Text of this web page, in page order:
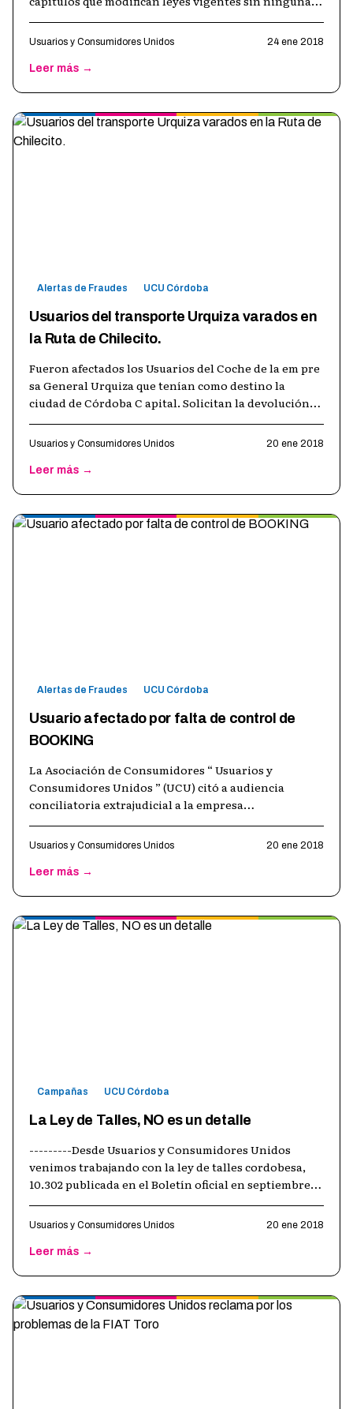
Usuarios y Consumidores Unidos 24 ene 2018
Leer más →
Alertas de Fraudes UCU Córdoba
Usuarios del transporte Urquiza varados en
la Ruta de Chilecito.
Fueron afectados los Usuarios del Coche de la em pre
sa General Urquiza que tenían como destino la
ciudad de Córdoba C apital. Solicitan la devolución
Usuarios y Consumidores Unidos 20 ene 2018
Leer más →
Alertas de Fraudes UCU Córdoba
Usuario afectado por falta de control de
BOOKING
La Asociación de Consumidores “ Usuarios y
Consumidores Unidos ” (UCU) citó a audiencia
conciliatoria extrajudicial a la empresa
representación de
Usuarios y Consumidores Unidos 20 ene 2018
Leer más →
Campañas UCU Córdoba
La Ley de Talles, NO es un detalle
---------Desde Usuarios y Consumidores Unidos
venimos trabajando con la ley de talles cordobesa,
10.302 publicada en el Boletín oficial en septiembre
Usuarios y Consumidores Unidos 20 ene 2018
Leer más →